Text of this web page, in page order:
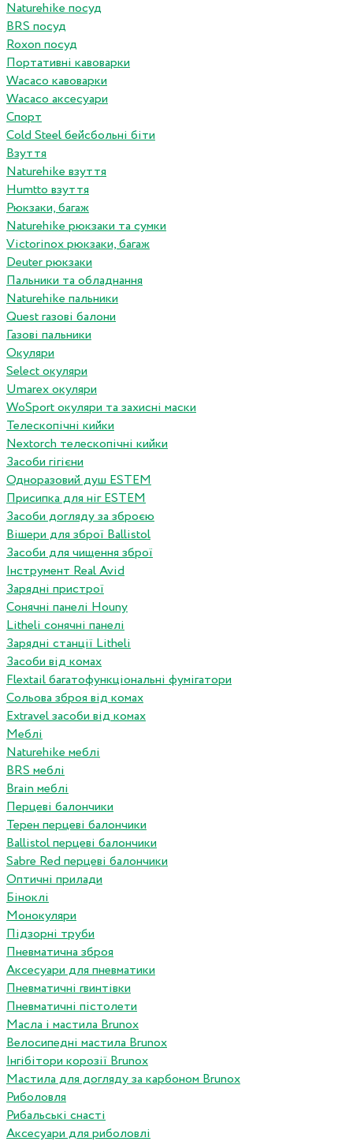
Naturehike посуд
BRS посуд
Roxon посуд
Портативні кавоварки
Wacaco кавоварки
Wacaco аксесуари
Спорт
Cold Steel бейсбольні біти
Взуття
Naturehike взуття
Humtto взуття
Рюкзаки, багаж
Naturehike рюкзаки та сумки
Victorinox рюкзаки, багаж
Deuter рюкзаки
Пальники та обладнання
Naturehike пальники
Quest газові балони
Газові пальники
Окуляри
Select окуляри
Umarex окуляри
WoSport окуляри та захисні маски
Телескопічні кийки
Nextorch телескопічні кийки
Засоби гігієни
Одноразовий душ ESTEM
Присипка для ніг ESTEM
Засоби догляду за зброєю
Вішери для зброї Ballistol
Засоби для чищення зброї
Інструмент Real Avid
Зарядні пристрої
Сонячні панелі Houny
Litheli сонячні панелі
Зарядні станції Litheli
Засоби від комах
Flextail багатофункціональні фумігатори
Сольова зброя від комах
Extravel засоби від комах
Меблі
Naturehike меблі
BRS меблі
Brain меблі
Перцеві балончики
Терен перцеві балончики
Ballistol перцеві балончики
Sabre Red перцеві балончики
Оптичні прилади
Біноклі
Монокуляри
Підзорні труби
Пневматична зброя
Аксесуари для пневматики
Пневматичні гвинтівки
Пневматичні пістолети
Масла і мастила Brunox
Велосипедні мастила Brunox
Інгібітори корозії Brunox
Мастила для догляду за карбоном Brunox
Риболовля
Рибальські снасті
Аксесуари для риболовлі